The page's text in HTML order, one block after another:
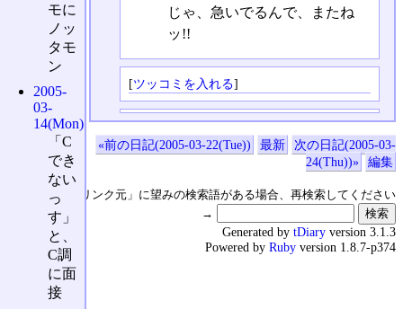
じゃ、急いでるんで、またね
ッ!!
[ツッコミを入れる]
«前の日記(2005-03-22(Tue)) 最新
次の日記(2005-03-
24(Thu))»
編集
↑の「本日のリンク元」に望みの検索語がある場合、再検索してください
→
モに
ノッ
タモ
ン
2005-
03-
14(Mon)
「C
でき
ない
っ
す」
と、
C調
に面
接
Generated by tDiary version 3.1.3
Powered by Ruby version 1.8.7-p374